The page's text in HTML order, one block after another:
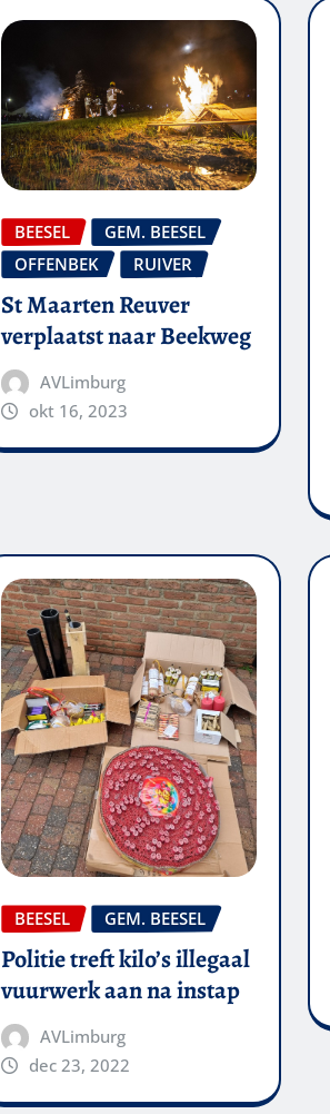
BEESEL
GEM. BEESEL
OFFENBEK
RUIVER
St Maarten Reuver
verplaatst naar Beekweg
AVLimburg
okt 16, 2023
BEESEL GEM. BEESEL
Politie treft kilo’s illegaal
vuurwerk aan na instap
AVLimburg
dec 23, 2022